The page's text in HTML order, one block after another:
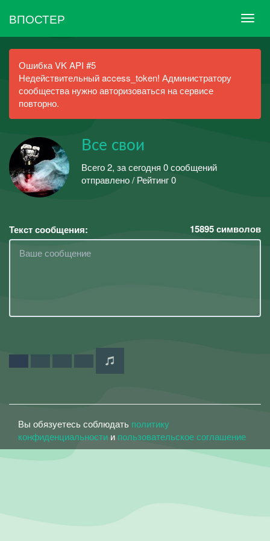
ВПОСТЕР
Ошибка VK API #5
Недействительный access_token! Администратору
сообщества нужно авторизоваться на сервисе
повторно.
Все свои
Всего 2, за сегодня 0 сообщений
отправлено / Рейтинг 0
Текст сообщения: 15895символов
Вы обязуетесь соблюдать политику
конфиденциальности и пользовательское соглашение